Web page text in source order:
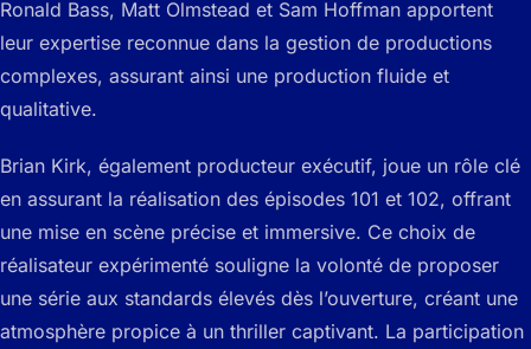
Ronald Bass, Matt Olmstead et Sam Hoffman apportent
leur expertise reconnue dans la gestion de productions
complexes, assurant ainsi une production fluide et
qualitative.
Brian Kirk, également producteur exécutif, joue un rôle clé
en assurant la réalisation des épisodes 101 et 102, offrant
une mise en scène précise et immersive. Ce choix de
réalisateur expérimenté souligne la volonté de proposer
une série aux standards élevés dès l’ouverture, créant une
atmosphère propice à un thriller captivant. La participation